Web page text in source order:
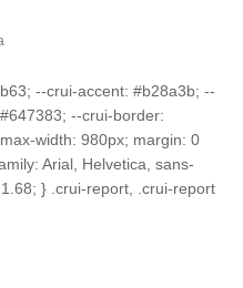
--crui-accent: #b28a3b; --
--crui-border:
width: 980px; margin: 0
Arial, Helvetica, sans-
} .crui-report, .crui-report